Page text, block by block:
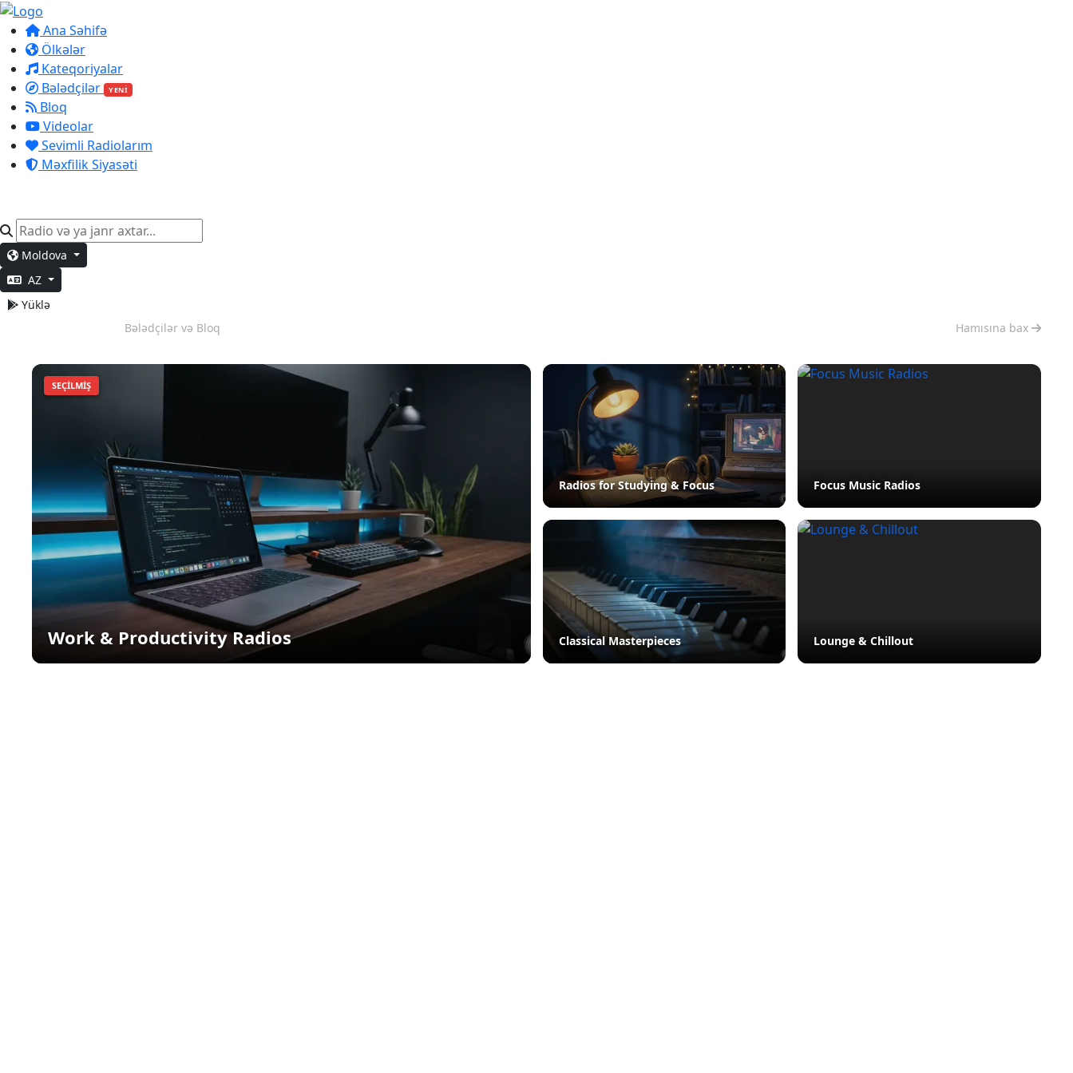
Ana Səhifə
Ölkələr
Kateqoriyalar
Bələdçilər
YENİ
Bloq
Videolar
Sevimli Radiolarım
Məxfilik Siyasəti
Moldova
AZ
Yüklə
Bələdçilər və Bloq Hamısına bax
SEÇILMIŞ
Work & Productivity Radios
Radios for Studying & Focus Focus Music Radios
Classical Masterpieces Lounge & Chillout